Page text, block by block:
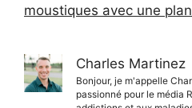
moustiques avec une
Charles Martinez
Bonjour, je m'appelle
passionné pour le média